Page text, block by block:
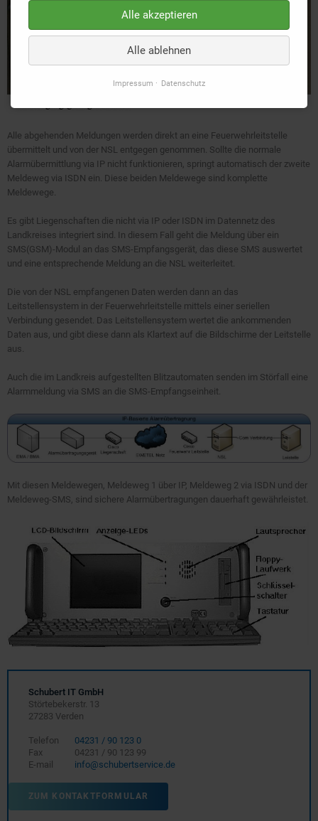
Alle abgehenden Meldungen werden direkt an eine Feuerwehrleitstelle
übermittelt und von der NSL entgegen genommen. Sollte die normale
Alarmübermittlung via IP nicht funktionieren, springt automatisch der zweite
Meldeweg via ISDN ein. Diese beiden Meldewege sind komplette
Meldewege.
Es gibt Liegenschaften die nicht via IP oder ISDN im Datennetz des
Landkreises integriert sind. In diesem Fall geht die Meldung über ein
SMS(GSM)-Modul an das SMS-Empfangsgerät, das diese SMS auswertet
und eine entsprechende Meldung an die NSL weiterleitet.
Die von der NSL empfangenen Daten werden dann an das
Leitstellensystem in der Feuerwehrleitstelle mittels einer seriellen
Verbindung gesendet. Das Leitstellensystem wertet die ankommenden
Daten aus, und gibt diese dann als Klartext auf die Bildschirme der Leitstelle
aus.
Auch die im Landkreis aufgestellten Blitzautomaten senden im Störfall eine
Alarmmeldung via SMS an die SMS-Empfangseinheit.
Mit diesen Meldewegen, Meldeweg 1 über IP, Meldeweg 2 via ISDN und der
Meldeweg-SMS, sind sichere Alarmübertragungen dauerhaft gewährleistet.
Schubert IT GmbH
Störtebekerstr. 13
27283 Verden
Telefon
04231 / 90 123 0
Fax
04231 / 90 123 99
E-mail
info@schubertservice.de
ZUM KONTAKTFORMULAR
Alle akzeptieren
Alle ablehnen
Impressum Datenschutz